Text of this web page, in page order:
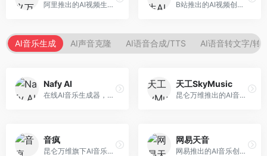
阿里推出的AI视频生成服务，整合图像与视频创作能力。面向电商和营销从业者，支持商品视频生成、营销视频制作等服务，商业应用场景丰富。 B站推出的AI视频创作工具，专注于短视频内容生成。面向B站创作者，支持视频生成、视频编辑等功能，与B站平台深度整合，创作效率高。
AI音乐生成 AI声音克隆 AI语音合成/TTS AI语音转文字/转
Nafy AI
在线AI音乐生成器，专注于快速音乐创作。面向内容创作者，支持多种风格音乐生成，操作简便，生成速度快，适合快速配乐需求。
天工SkyMusic
昆仑万维推出的AI音乐创作平台，基于天工大模型。面向音乐创作者，支持歌词生成、旋律创作、音乐编曲等服务，中文音乐创作能力强。
音疯
昆仑万维旗下AI音乐创作平台，专注于音乐内容生成。面向音乐爱好者和内容创作者，提供多种风格音乐生成，操作简便，创作速度快。
网易天音
网易推出的AI音乐创作工具，支持作词、作曲与编曲。面向音乐爱好者和独立音乐人，提供歌词生成、旋律创作、编曲制作等服务，与网易云音乐生态深度整合。